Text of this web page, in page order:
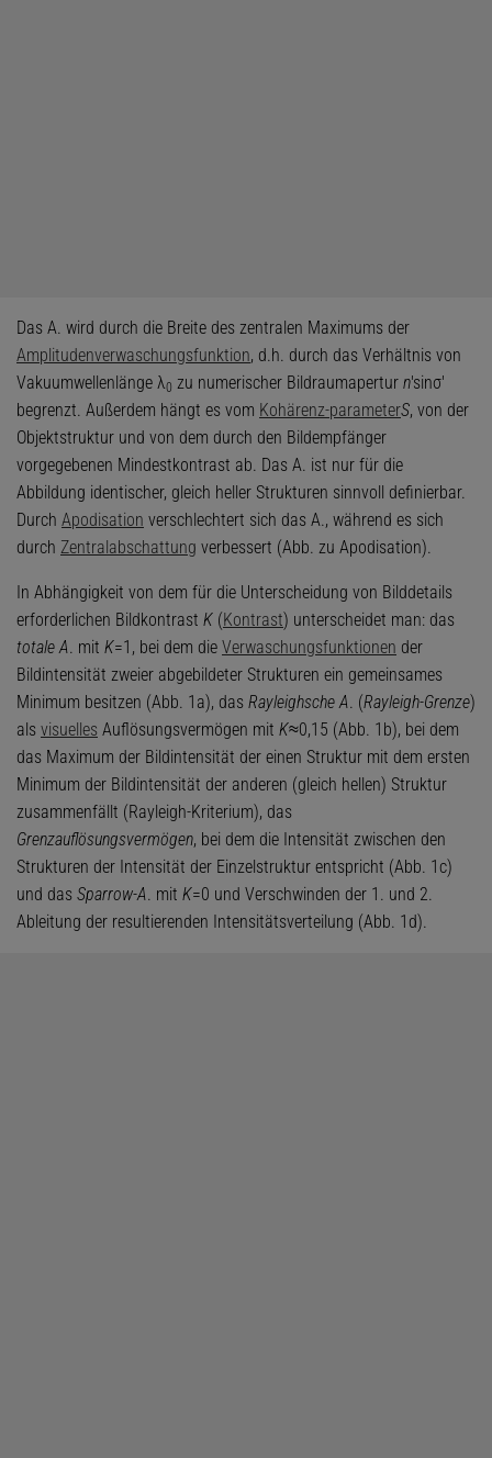
Das A. wird durch die Breite des zentralen Maximums der
Amplitudenverwaschungsfunktion, d.h. durch das Verhältnis von
Vakuumwellenlänge λ0 zu numerischer Bildraumapertur n'sinσ'
begrenzt. Außerdem hängt es vom Kohärenz-parameterS, von der
Objektstruktur und von dem durch den Bildempfänger
vorgegebenen Mindestkontrast ab. Das A. ist nur für die
Abbildung identischer, gleich heller Strukturen sinnvoll definierbar.
Durch Apodisation verschlechtert sich das A., während es sich
durch Zentralabschattung verbessert (Abb. zu Apodisation).
In Abhängigkeit von dem für die Unterscheidung von Bilddetails
erforderlichen Bildkontrast K (Kontrast) unterscheidet man: das
totale A. mit K=1, bei dem die Verwaschungsfunktionen der
Bildintensität zweier abgebildeter Strukturen ein gemeinsames
Minimum besitzen (Abb. 1a), das Rayleighsche A. (Rayleigh-Grenze)
als visuelles Auflösungsvermögen mit K≈0,15 (Abb. 1b), bei dem
das Maximum der Bildintensität der einen Struktur mit dem ersten
Minimum der Bildintensität der anderen (gleich hellen) Struktur
zusammenfällt (Rayleigh-Kriterium), das
Grenzauflösungsvermögen, bei dem die Intensität zwischen den
Strukturen der Intensität der Einzelstruktur entspricht (Abb. 1c)
und das Sparrow-A. mit K=0 und Verschwinden der 1. und 2.
Ableitung der resultierenden Intensitätsverteilung (Abb. 1d).